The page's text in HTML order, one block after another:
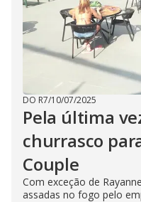
DO R7/10/07/2025
Pela última
churrasco
Couple
Com exceção de
assadas no fogo pelo